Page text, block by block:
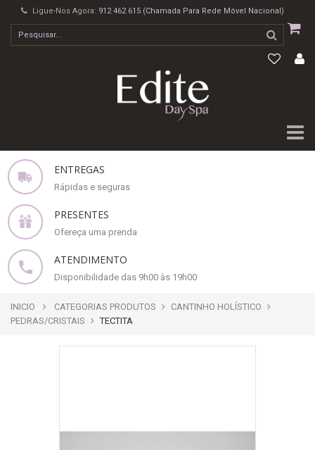
Ligue-Nos Agora: 912 462 615 (Chamada Para Rede Móvel Nacional)
ENTREGAS
Rápidas e seguras
PRESENTES
Ofereça uma prenda
ATENDIMENTO
Disponibilidade das 9h00 às 19h00
INICIO CATEGORIAS PRODUTOS
CANTINHO HOLÍSTICO
PEDRAS/CRISTAIS
TECTITA